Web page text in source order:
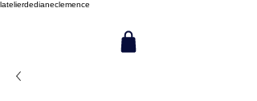
latelierdedianeclemence